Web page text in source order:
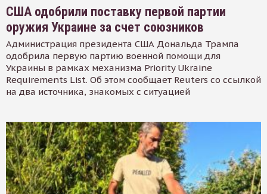
США одобрили поставку первой партии
оружия Украине за счет союзников
Администрация президента США Дональда Трампа
одобрила первую партию военной помощи для
Украины в рамках механизма Priority Ukraine
Requirements List. Об этом сообщает Reuters со ссылкой
на два источника, знакомых с ситуацией